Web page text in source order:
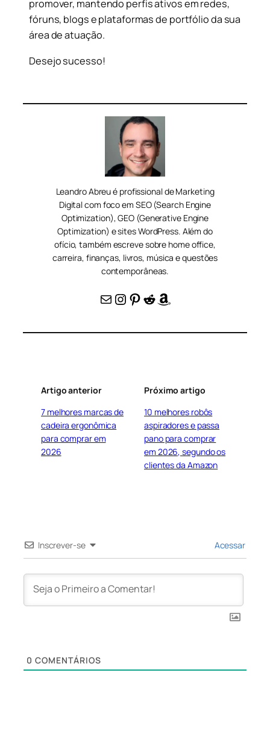
promover, mantendo perfis ativos em redes,
fóruns, blogs e plataformas de portfólio da sua
área de atuação.
Desejo sucesso!
Leandro Abreu é profissional de Marketing
Digital com foco em SEO (Search Engine
Optimization), GEO (Generative Engine
Optimization) e sites WordPress. Além do
ofício, também escreve sobre home office,
carreira, finanças, livros, música e questões
contemporâneas.
E-mail Instagram Pinterest Reddit Amazon
Artigo anterior
7 melhores marcas de
cadeira ergonômica
para comprar em
2026
Próximo artigo
10 melhores robôs
aspiradores e passa
pano para comprar
em 2026, segundo os
clientes da Amazon
Inscrever-se Acessar
0 COMENTÁRIOS